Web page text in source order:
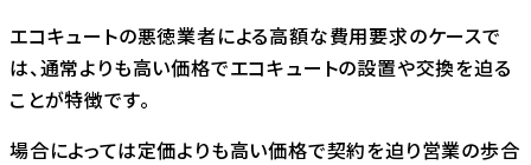
エコキュートの悪徳業者による高額な費用要求のケースで
は、通常よりも高い価格でエコキュートの設置や交換を迫る
ことが特徴です。
場合によっては定価よりも高い価格で契約を迫り営業の歩合